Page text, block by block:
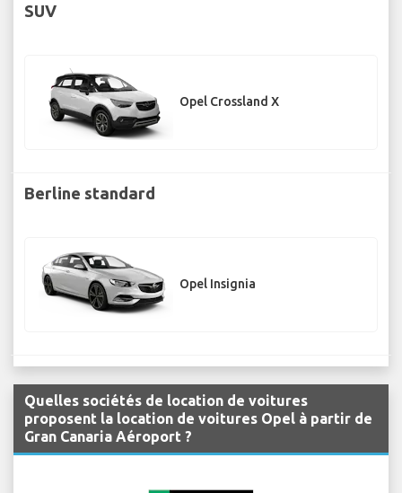
SUV
Opel Crossland X
Berline standard
Opel Insignia
Quelles sociétés de location de voitures
proposent la location de voitures Opel à partir de
Gran Canaria Aéroport ?